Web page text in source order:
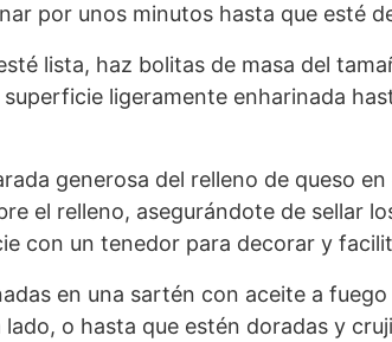
por unos minutos hasta que esté
lista, haz bolitas de masa del
superficie ligeramente enharinada
generosa del relleno de queso
el relleno, asegurándote de sellar
con un tenedor para decorar y
en una sartén con aceite a
o hasta que estén doradas y